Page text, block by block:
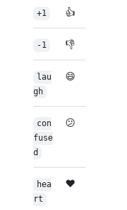
+1 👍
-1 👎
lau
gh
😄
con
fuse
d
😕
hea
rt
❤️